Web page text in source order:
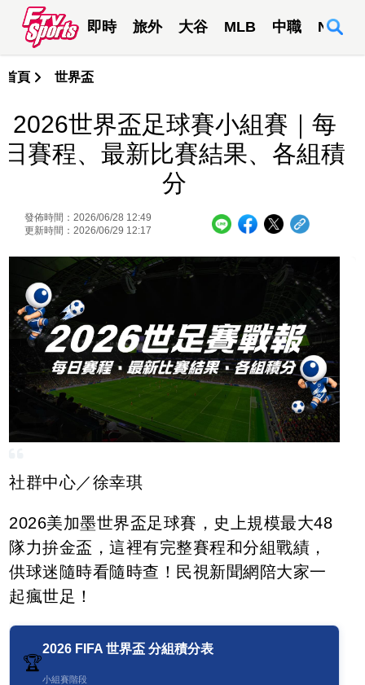
即時 旅外 大谷 MLB 中職 NBA
首頁 世界盃
2026世界盃足球賽小組賽｜每
日賽程、最新比賽結果、各組積
分
發佈時間：2026/06/28 12:49
更新時間：2026/06/29 12:17
社群中心／徐幸琪
2026美加墨世界盃足球賽，史上規模最大48
隊力拚金盃，這裡有完整賽程和分組戰績，
供球迷隨時看隨時查！民視新聞網陪大家一
起瘋世足！
🏆
2026 FIFA 世界盃 分組積分表
小組賽階段